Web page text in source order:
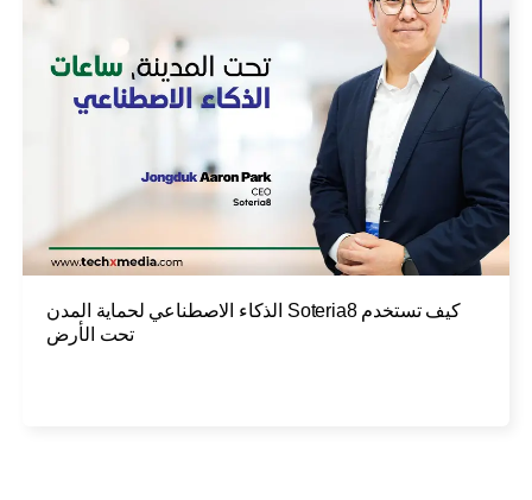
كيف تستخدم Soteria8 الذكاء الاصطناعي لحماية المدن
تحت الأرض